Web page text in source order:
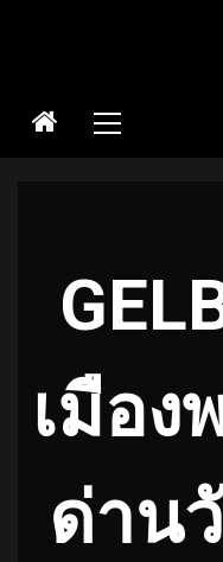
Menu
เมือง
ด่าน